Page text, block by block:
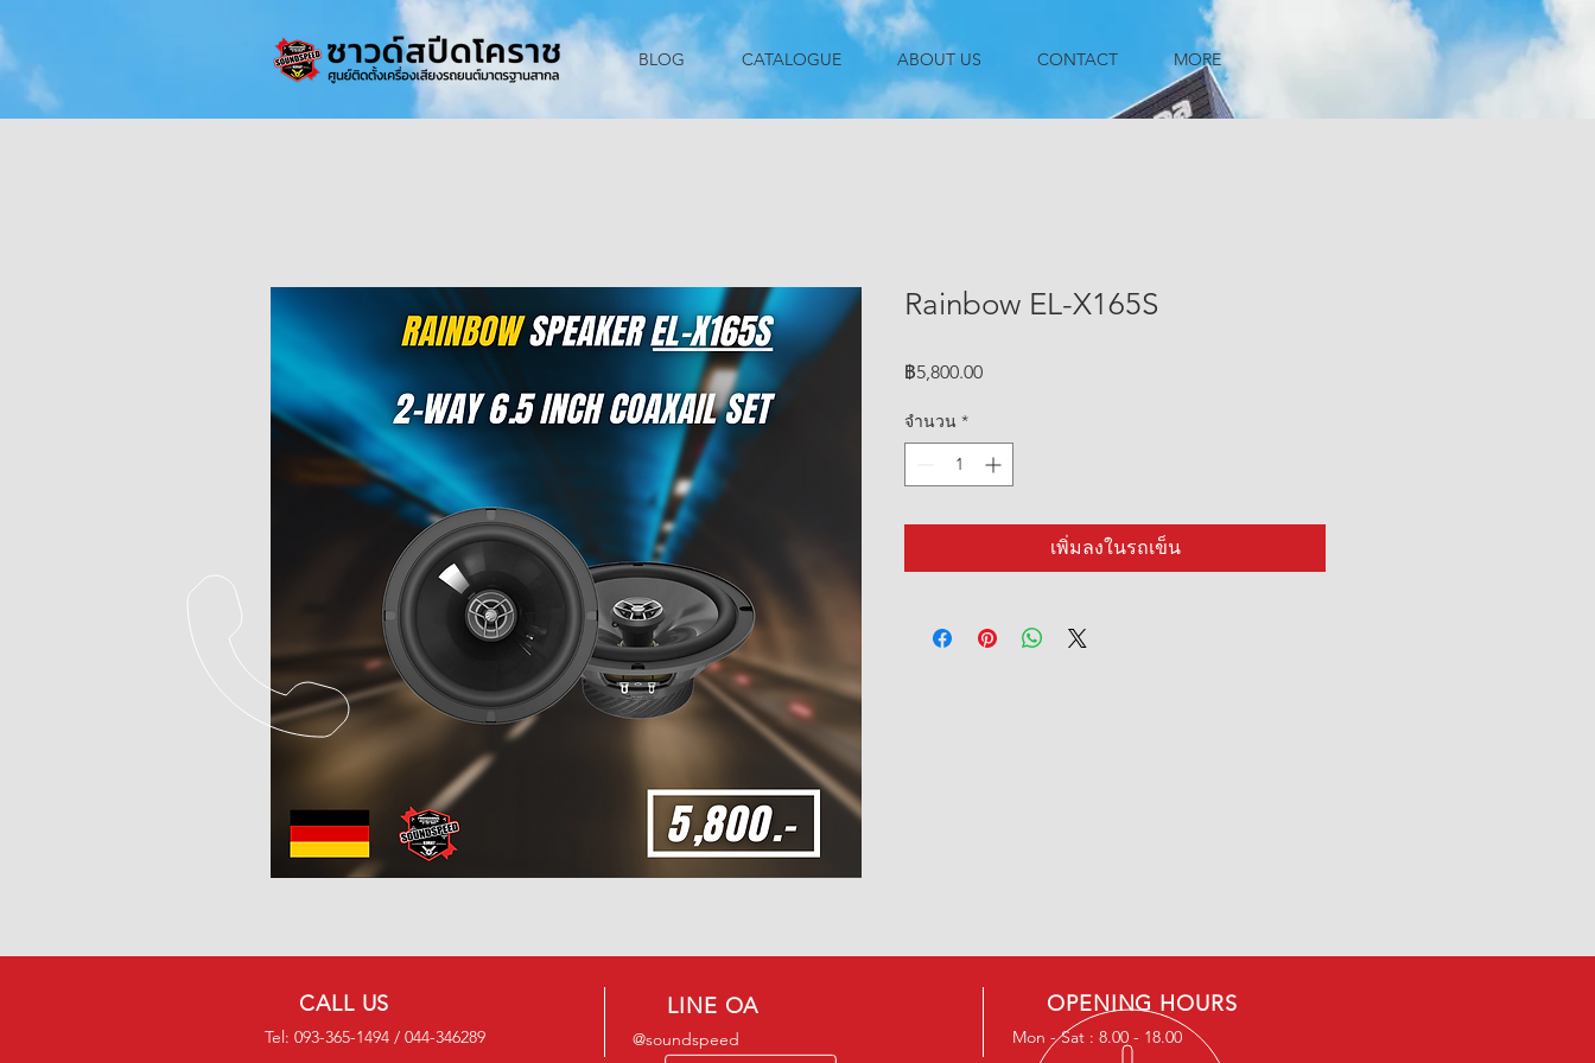
BLOG CATALOGUE ABOUT US CONTACT MORE
Rainbow EL-X165S
฿5,800.00ราคา
จำนวน *
เพิ่มลงในรถเข็น
CALL US
Tel: 093-365-1494 / 044-346289
LINE OA
@soundspeed
OPENING HOURS
Mon - Sat : 8.00 - 18.00